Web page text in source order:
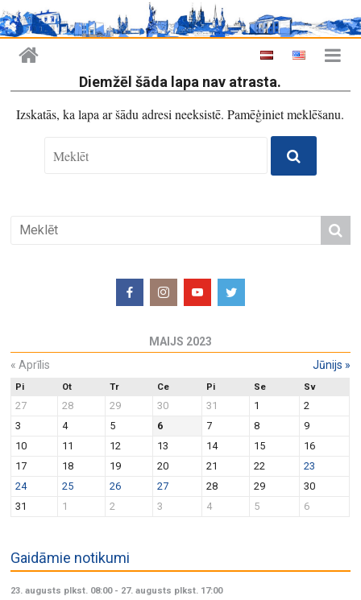
Diemžēl šāda lapa nav atrasta.
Izskatās, ka lapa ar šādu adresi neeksistē. Pamēģiniet meklēšanu.
MAIJS 2023
« Aprīlis Jūnijs »
Pi Ot Tr Ce Pi Se Sv
27 28 29 30 31 1
2
3
4 5 6 7 8
9
10
11 12 13 14 15
16
17
18 19 20 21 22
23
24
25 26 27 28 29
30
31
1 2 3 4 5 6
Gaidāmie notikumi
23. augusts plkst. 08:00- 27. augusts plkst. 17:00